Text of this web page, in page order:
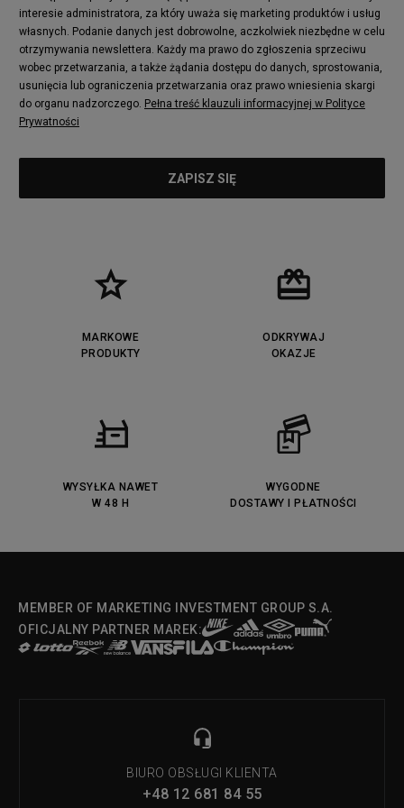
interesie administratora, za który uważa się marketing produktów i usług
własnych. Podanie danych jest dobrowolne, aczkolwiek niezbędne w celu
otrzymywania newslettera. Każdy ma prawo do zgłoszenia sprzeciwu
wobec przetwarzania, a także żądania dostępu do danych, sprostowania,
usunięcia lub ograniczenia przetwarzania oraz prawo wniesienia skargi
do organu nadzorczego. Pełna treść klauzuli informacyjnej w Polityce
Prywatności
MARKOWE
PRODUKTY
ODKRYWAJ
OKAZJE
WYSYŁKA NAWET
W 48 H
WYGODNE
DOSTAWY I PŁATNOŚCI
MEMBER OF MARKETING INVESTMENT GROUP S.A.
OFICJALNY PARTNER MAREK:
BIURO OBSŁUGI KLIENTA
+48 12 681 84 55